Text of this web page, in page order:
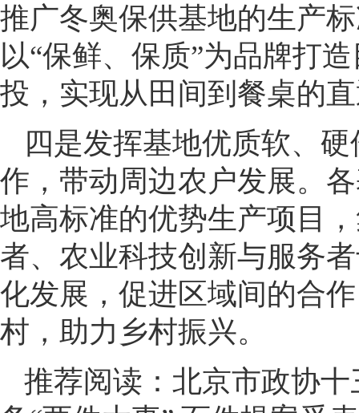
推广冬奥保供基地的生产
以“保鲜、保质”为品牌打
投，实现从田间到餐桌的
四是发挥基地优质软、
作，带动周边农户发展。
地高标准的优势生产项目
者、农业科技创新与服务
化发展，促进区域间的合
村，助力乡村振兴。
推荐阅读： 北京市政协